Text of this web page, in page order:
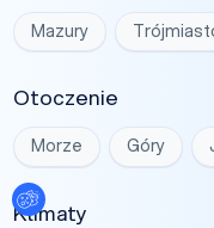
Mazury
Otoczenie
Morze Góry
Klimaty
Ustawienia plików cookies